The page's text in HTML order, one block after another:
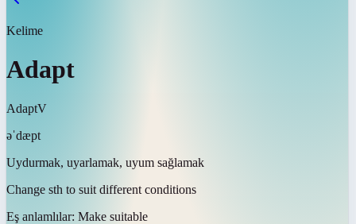
Kelime
Adapt
AdaptV
əˈdæpt
Uydurmak, uyarlamak, uyum sağlamak
Change sth to suit different conditions
Eş anlamlılar: Make suitable